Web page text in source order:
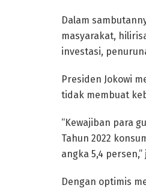
Dalam
masyarakat,
investasi,
Presiden Jokowi
tidak membuat
“Kewajiban para
Tahun 2022
angka 5,4 persen,”
Dengan optimis